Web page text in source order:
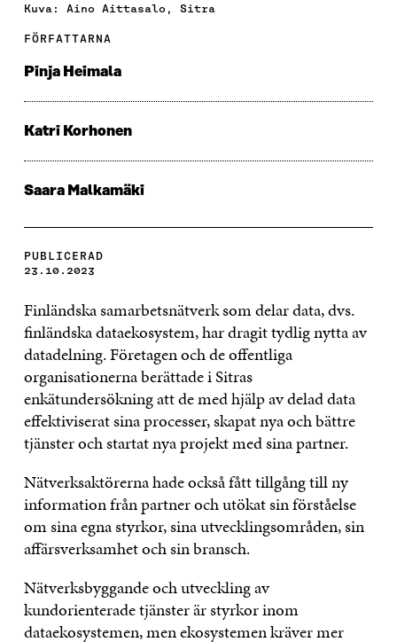
Kuva: Aino Aittasalo, Sitra
FÖRFATTARNA
Pinja Heimala
Katri Korhonen
Saara Malkamäki
PUBLICERAD
23.10.2023
Finländska samarbetsnätverk som delar data, dvs.
finländska dataekosystem, har dragit tydlig nytta av
datadelning. Företagen och de offentliga
organisationerna berättade i Sitras
enkätundersökning att de med hjälp av delad data
effektiviserat sina processer, skapat nya och bättre
tjänster och startat nya projekt med sina partner.
Nätverksaktörerna hade också fått tillgång till ny
information från partner och utökat sin förståelse
om sina egna styrkor, sina utvecklingsområden, sin
affärsverksamhet och sin bransch.
Nätverksbyggande och utveckling av
kundorienterade tjänster är styrkor inom
dataekosystemen, men ekosystemen kräver mer